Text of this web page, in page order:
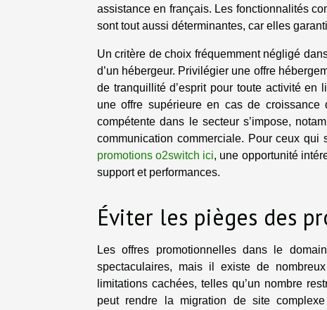
assistance en français. Les fonctionnalités
sont tout aussi déterminantes, car elles
Un critère de choix fréquemment négligé
d’un hébergeur. Privilégier une offre
de tranquillité d’esprit pour toute activité en
une offre supérieure en cas de croissance
compétente dans le secteur s’impose,
communication commerciale. Pour ceux
promotions o2switch ici, une opportunité
support et performances.
Éviter les pièges des
Les offres promotionnelles dans le
spectaculaires, mais il existe de
limitations cachées, telles qu’un nombre
peut rendre la migration de site